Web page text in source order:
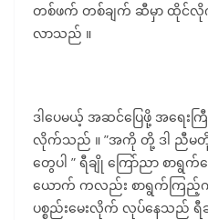
တစ်ဖက် တစ်ချက် ဆီမှာ ထိုင်လို
လာသည် ။
ဒါပေမယ့် အဆင်ပြေဖို့ အရေး
လိုက်သည် ။ ”အကို တို့ ဒါ ညီမ
တွေပါ ” ရီချို ကြော်ညာ စာ
ယောက် ကလည်း စာရွက်ကြည့်က
ပစ္စည်းမေးလိုက် လုပ်နေသည် ရီ